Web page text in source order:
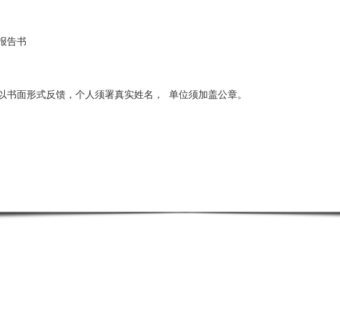
告书
面形式反馈，个人须署真实姓名， 单位须加盖公章。